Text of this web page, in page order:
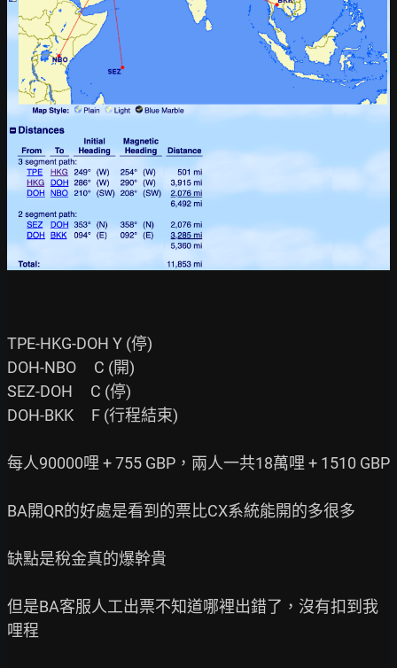
TPE-HKG-DOH Y (停)
DOH-NBO     C (開)
SEZ-DOH     C (停)
DOH-BKK     F (行程結束)
每人90000哩 + 755 GBP，兩人一共18萬哩 + 1510 GBP
BA開QR的好處是看到的票比CX系統能開的多很多
缺點是稅金真的爆幹貴
但是BA客服人工出票不知道哪裡出錯了，沒有扣到我
哩程